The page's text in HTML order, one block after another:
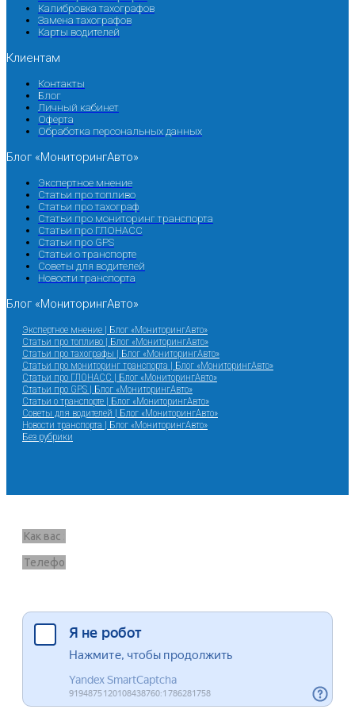
Калибровка тахографов
Замена тахографов
Карты водителей
Клиентам
Контакты
Блог
Личный кабинет
Оферта
Обработка персональных данных
Блог «МониторингАвто»
Экспертное мнение
Статьи про топливо
Статьи про тахограф
Статьи про мониторинг транспорта
Статьи про ГЛОНАСС
Статьи про GPS
Статьи о транспорте
Советы для водителей
Новости транспорта
Блог «МониторингАвто»
Экспертное мнение | Блог «МониторингАвто»
Статьи про топливо | Блог «МониторингАвто»
Статьи про тахографы | Блог «МониторингАвто»
Статьи про мониторинг транспорта | Блог «МониторингАвто»
Статьи про ГЛОНАСС | Блог «МониторингАвто»
Статьи про GPS | Блог «МониторингАвто»
Статьи о транспорте | Блог «МониторингАвто»
Советы для водителей | Блог «МониторингАвто»
Новости транспорта | Блог «МониторингАвто»
Без рубрики